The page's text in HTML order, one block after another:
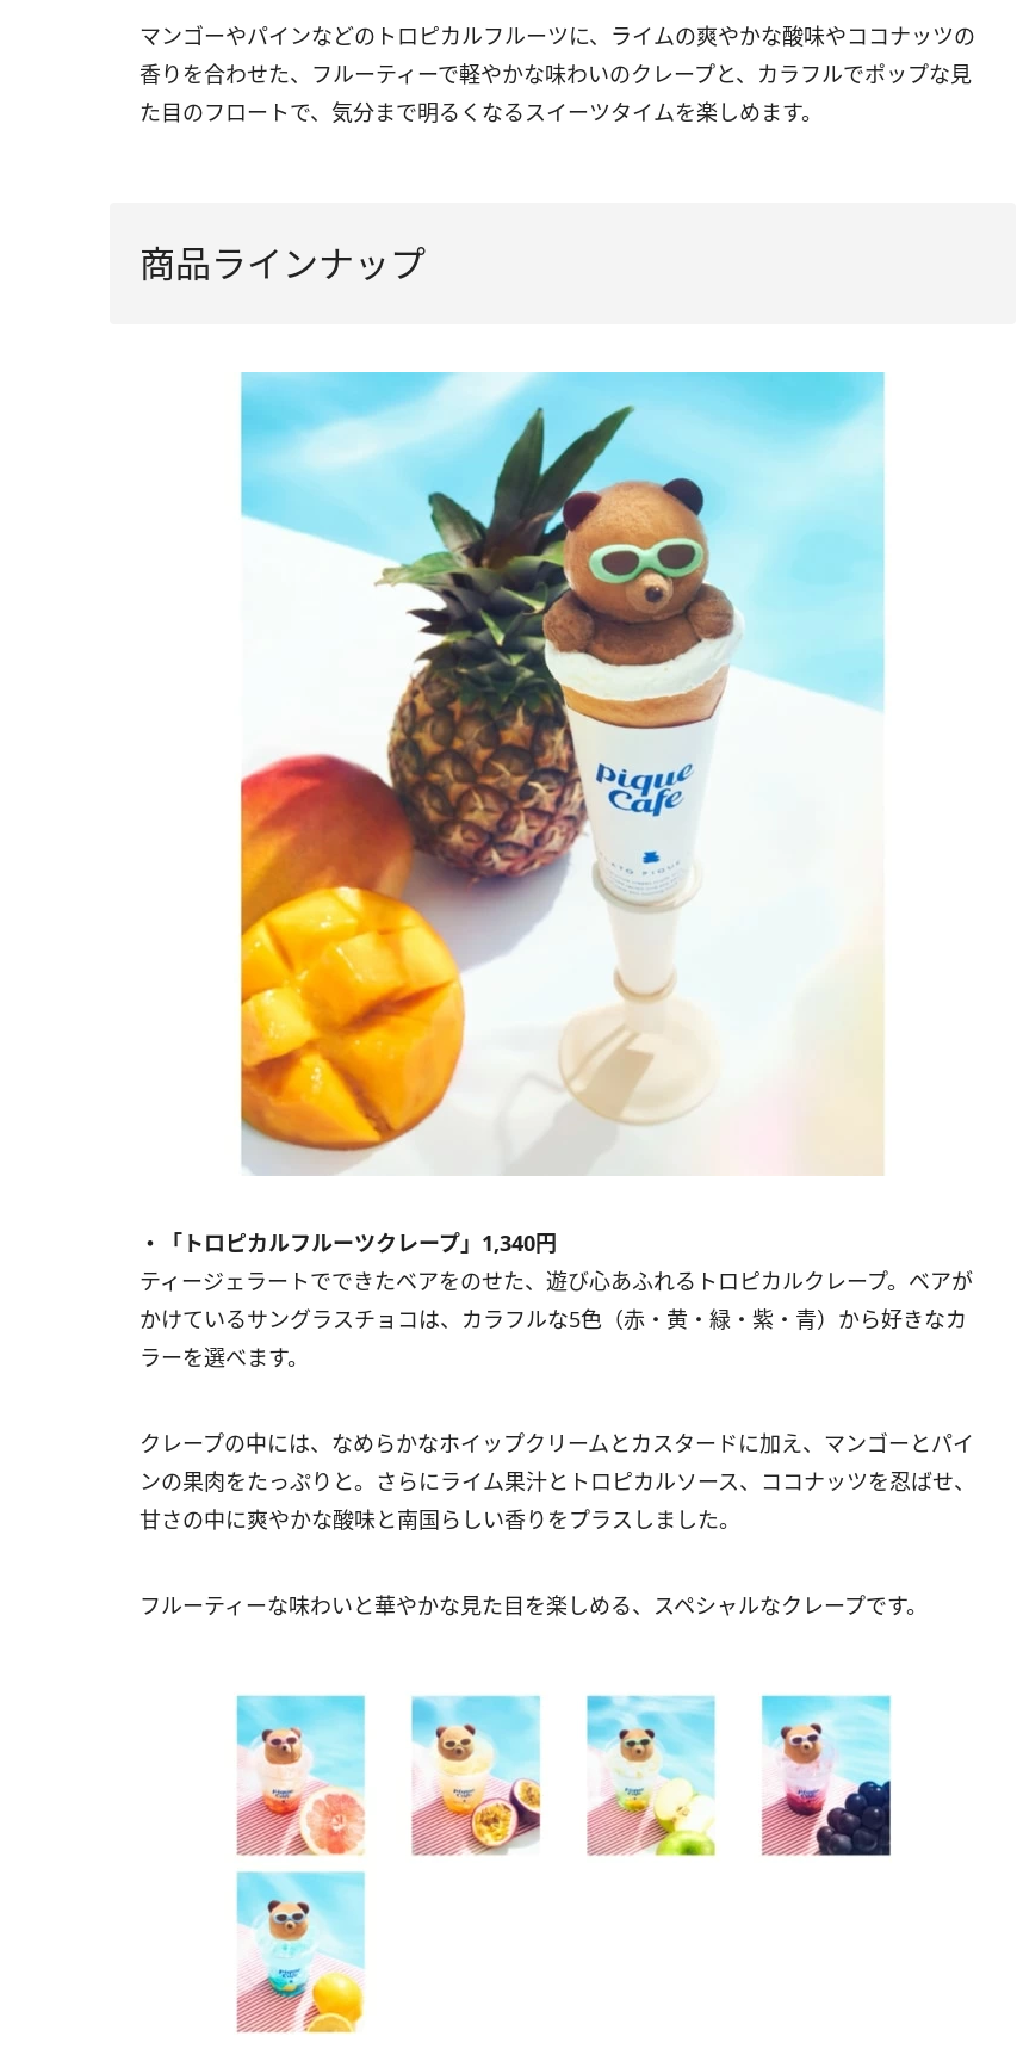
マンゴーやパインなどのトロピカルフルーツに、ライムの爽やかな酸味やココナッツの
香りを合わせた、フルーティーで軽やかな味わいのクレープと、カラフルでポップな見
た目のフロートで、気分まで明るくなるスイーツタイムを楽しめます。
商品ラインナップ
・「トロピカルフルーツクレープ」1,340円
ティージェラートでできたベアをのせた、遊び心あふれるトロピカルクレープ。ベアが
かけているサングラスチョコは、カラフルな5色（赤・黄・緑・紫・青）から好きなカ
ラーを選べます。
クレープの中には、なめらかなホイップクリームとカスタードに加え、マンゴーとパイ
ンの果肉をたっぷりと。さらにライム果汁とトロピカルソース、ココナッツを忍ばせ、
甘さの中に爽やかな酸味と南国らしい香りをプラスしました。
フルーティーな味わいと華やかな見た目を楽しめる、スペシャルなクレープです。